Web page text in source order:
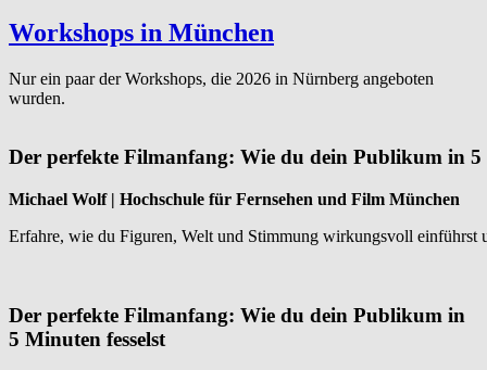
Workshops in München
Nur ein paar der Workshops, die 2026 in Nürnberg angeboten
wurden.
Der perfekte Filmanfang: Wie du dein Publikum in 5
Michael Wolf | Hochschule für Fernsehen und Film München
Erfahre, wie du Figuren, Welt und Stimmung wirkungsvoll einführst
Der perfekte Filmanfang: Wie du dein Publikum in
5 Minuten fesselst